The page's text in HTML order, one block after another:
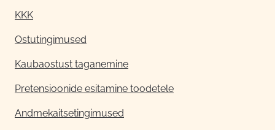
KKK
Ostutingimused
Kaubaostust taganemine
Pretensioonide esitamine toodetele
Andmekaitsetingimused